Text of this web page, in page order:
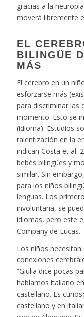
gracias a la
moverá libremente
EL
BILINGÜE
MÁS
El cerebro en un
esforzarse más
para discriminar las
momento. Esto se
(idioma). Estudios
ralentización en la
indican Costa et al.
bebés bilingües y
similar. Sin
para los niños
lenguas. Los
involuntaria, se
idiomas, pero este
Company de Lucas.
Los niños necesitan
conexiones
“Giulia dice pocas
hablamos italiano
castellano. Es
castellano y en